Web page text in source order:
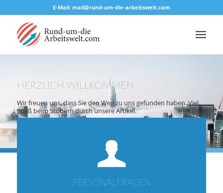
E-Mail: mail@rund-um-die-arbeitswelt.com
HERZLICH WILLKOMMEN
Wir freuen uns, dass Sie den Weg zu uns gefunden haben. Viel
Spaß beim Stöbern durch unsere Artikel.
PERSONALFRAGEN